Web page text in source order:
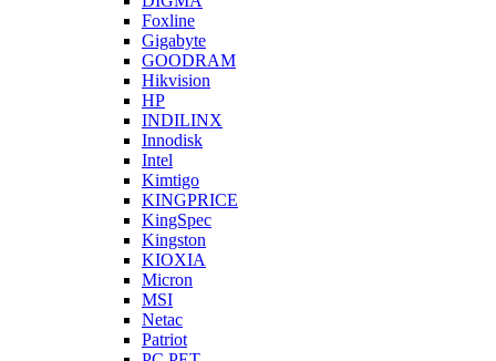
Foxline
Gigabyte
GOODRAM
Hikvision
HP
INDILINX
Innodisk
Intel
Kimtigo
KINGPRICE
KingSpec
Kingston
KIOXIA
Micron
MSI
Netac
Patriot